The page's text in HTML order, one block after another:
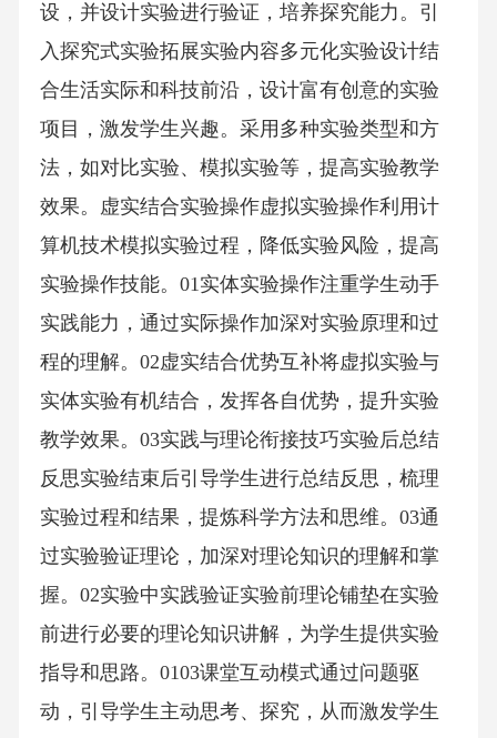
设，并设计实验进行验证，培养探究能力。引
入探究式实验拓展实验内容多元化实验设计结
合生活实际和科技前沿，设计富有创意的实验
项目，激发学生兴趣。采用多种实验类型和方
法，如对比实验、模拟实验等，提高实验教学
效果。虚实结合实验操作虚拟实验操作利用计
算机技术模拟实验过程，降低实验风险，提高
实验操作技能。01实体实验操作注重学生动手
实践能力，通过实际操作加深对实验原理和过
程的理解。02虚实结合优势互补将虚拟实验与
实体实验有机结合，发挥各自优势，提升实验
教学效果。03实践与理论衔接技巧实验后总结
反思实验结束后引导学生进行总结反思，梳理
实验过程和结果，提炼科学方法和思维。03通
过实验验证理论，加深对理论知识的理解和掌
握。02实验中实践验证实验前理论铺垫在实验
前进行必要的理论知识讲解，为学生提供实验
指导和思路。0103课堂互动模式通过问题驱
动，引导学生主动思考、探究，从而激发学生